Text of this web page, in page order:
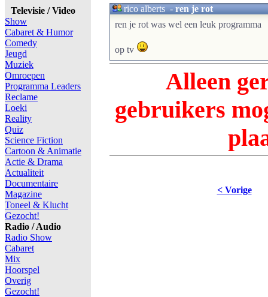
Televisie / Video
Show
Cabaret & Humor
Comedy
Jeugd
Muziek
Omroepen
Programma Leaders
Reclame
Loeki
Reality
Quiz
Science Fiction
Cartoon & Animatie
Actie & Drama
Actualiteit
Documentaire
Magazine
Toneel & Klucht
Gezocht!
Radio / Audio
Radio Show
Cabaret
Mix
Hoorspel
Overig
Gezocht!
rico alberts-ren je rot
ren je rot was wel een leuk programma
op tv
Alleen
gebruikers
< Vorige